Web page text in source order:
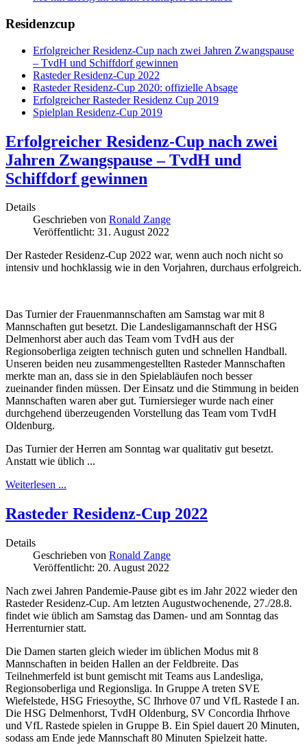
Residenzcup
Erfolgreicher Residenz-Cup nach zwei Jahren Zwangspause
– TvdH und Schiffdorf gewinnen
Rasteder Residenz-Cup 2022
Rasteder Residenz-Cup 2020: offizielle Absage
Erfolgreicher Rasteder Residenz Cup 2019
Spielplan Residenz-Cup 2019
Erfolgreicher Residenz-Cup nach zwei
Jahren Zwangspause – TvdH und
Schiffdorf gewinnen
Details
Geschrieben von Ronald Zange
Veröffentlicht: 31. August 2022
Der Rasteder Residenz-Cup 2022 war, wenn auch noch nicht so
intensiv und hochklassig wie in den Vorjahren, durchaus erfolgreich.
Das Turnier der Frauenmannschaften am Samstag war mit 8
Mannschaften gut besetzt. Die Landesligamannschaft der HSG
Delmenhorst aber auch das Team vom TvdH aus der
Regionsoberliga zeigten technisch guten und schnellen Handball.
Unseren beiden neu zusammengestellten Rasteder Mannschaften
merkte man an, dass sie in den Spielabläufen noch besser
zueinander finden müssen. Der Einsatz und die Stimmung in beiden
Mannschaften waren aber gut. Turniersieger wurde nach einer
durchgehend überzeugenden Vorstellung das Team vom TvdH
Oldenburg.
Das Turnier der Herren am Sonntag war qualitativ gut besetzt.
Anstatt wie üblich ...
Weiterlesen ...
Rasteder Residenz-Cup 2022
Details
Geschrieben von Ronald Zange
Veröffentlicht: 20. August 2022
Nach zwei Jahren Pandemie-Pause gibt es im Jahr 2022 wieder den
Rasteder Residenz-Cup. Am letzten Augustwochenende, 27./28.8.
findet wie üblich am Samstag das Damen- und am Sonntag das
Herrenturnier statt.
Die Damen starten gleich wieder im üblichen Modus mit 8
Mannschaften in beiden Hallen an der Feldbreite. Das
Teilnehmerfeld ist bunt gemischt mit Teams aus Landesliga,
Regionsoberliga und Regionsliga. In Gruppe A treten SVE
Wiefelstede, HSG Friesoythe, SC Ihrhove 07 und VfL Rastede I an.
Die HSG Delmenhorst, TvdH Oldenburg, SV Concordia Ihrhove
und VfL Rastede spielen in Gruppe B. Ein Spiel dauert 20 Minuten,
sodass am Ende jede Mannschaft 80 Minuten Spielzeit hatte.